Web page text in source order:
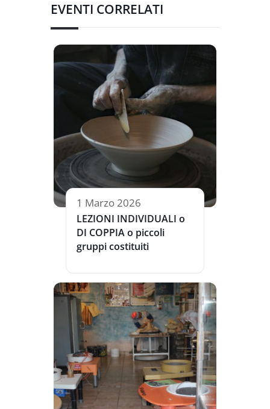
EVENTI CORRELATI
1 Marzo 2026
LEZIONI INDIVIDUALI o
DI COPPIA o piccoli
gruppi costituiti